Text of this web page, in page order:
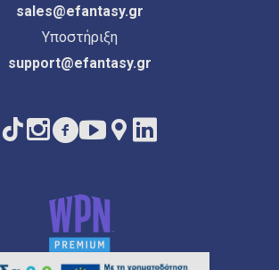
sales@efantasy.gr
Υποστήριξη
support@efantasy.gr